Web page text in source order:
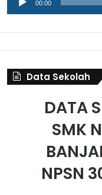
00:00
Data Sekolah
DATA
SMK
NPSN